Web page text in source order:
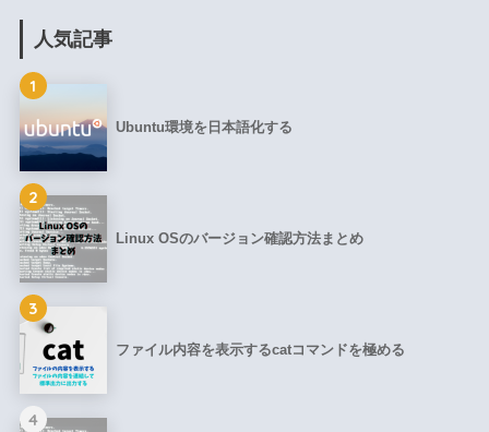
人気記事
1
Ubuntu環境を日本語化する
2
Linux OSのバージョン確認方法まとめ
3
ファイル内容を表示するcatコマンドを極める
4